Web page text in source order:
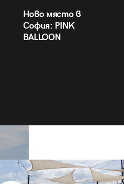
Ново място в
София: PINK
BALLOON